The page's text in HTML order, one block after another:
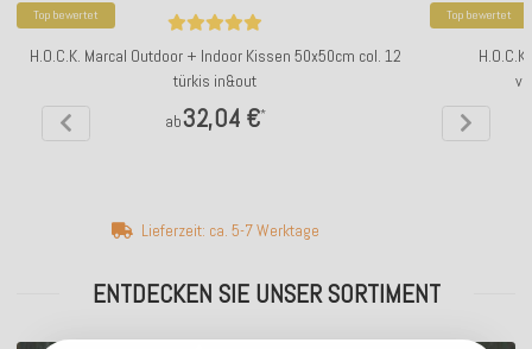
Top bewertet
H.O.C.K. Marcal Outdoor + Indoor Kissen 50x50cm col. 12
türkis in&out
ab32,04 €*
Lieferzeit: ca. 5-7 Werktage
Top bewertet
ENTDECKEN SIE UNSER SORTIMENT